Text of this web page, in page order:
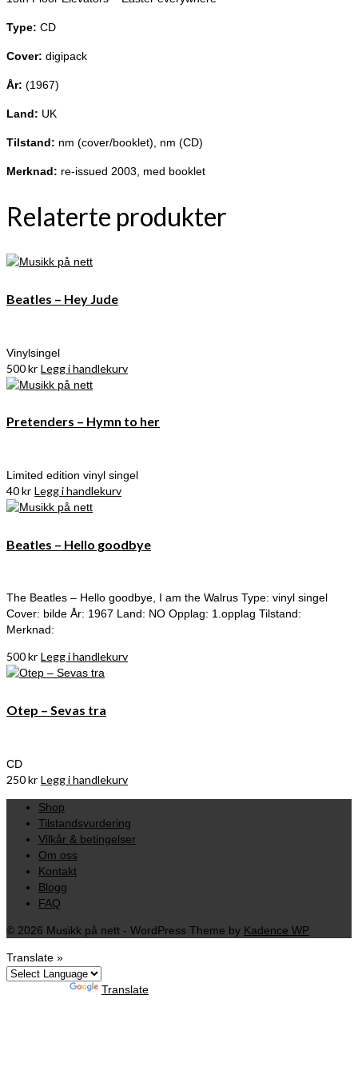
Type: CD
Cover: digipack
År: (1967)
Land: UK
Tilstand: nm (cover/booklet), nm (CD)
Merknad: re-issued 2003, med booklet
Relaterte produkter
Beatles – Hey Jude
Vinylsingel
500kr Legg i handlekurv
Pretenders – Hymn to her
Limited edition vinyl singel
40kr Legg i handlekurv
Beatles – Hello goodbye
The Beatles – Hello goodbye, I am the Walrus Type: vinyl singel
Cover: bilde År: 1967 Land: NO Opplag: 1.opplag Tilstand:
Merknad:
500kr Legg i handlekurv
Otep – Sevas tra
CD
250kr Legg i handlekurv
Shop
Tilstandsvurdering
Vilkår & betingelser
Om oss
Kontakt
Blogg
FAQ
© 2026 Musikk på nett - WordPress Theme by Kadence WP
Translate »
Translate